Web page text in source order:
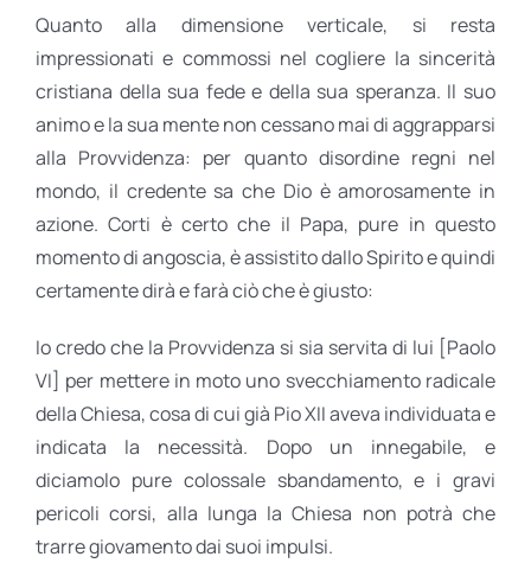
Quanto alla dimensione verticale, si resta
impressionati e commossi nel cogliere la sincerità
cristiana della sua fede e della sua speranza. Il suo
animo e la sua mente non cessano mai di aggrapparsi
alla Provvidenza: per quanto disordine regni nel
mondo, il credente sa che Dio è amorosamente in
azione. Corti è certo che il Papa, pure in questo
momento di angoscia, è assistito dallo Spirito e quindi
certamente dirà e farà ciò che è giusto:
Io credo che la Provvidenza si sia servita di lui [Paolo
VI] per mettere in moto uno svecchiamento radicale
della Chiesa, cosa di cui già Pio XII aveva individuata e
indicata la necessità. Dopo un innegabile, e
diciamolo pure colossale sbandamento, e i gravi
pericoli corsi, alla lunga la Chiesa non potrà che
trarre giovamento dai suoi impulsi.